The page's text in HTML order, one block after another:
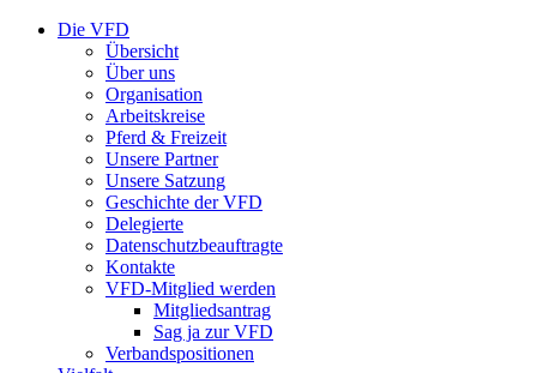
Die VFD
Übersicht
Über uns
Organisation
Arbeitskreise
Pferd & Freizeit
Unsere Partner
Unsere Satzung
Geschichte der VFD
Delegierte
Datenschutzbeauftragte
Kontakte
VFD-Mitglied werden
Mitgliedsantrag
Sag ja zur VFD
Verbandspositionen